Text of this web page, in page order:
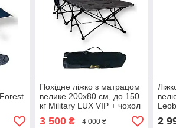
Похідне ліжко з матрацом
велике 200x80 см, до 150
кг Military LUX VIP + чохол
3 500₴ 4 000 ₴ 2